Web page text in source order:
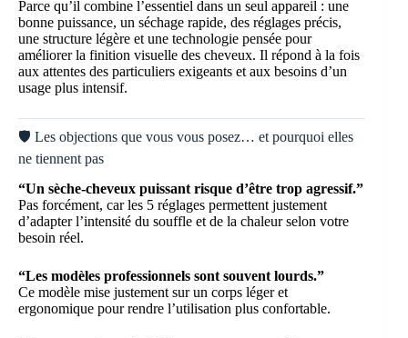
Parce qu’il combine l’essentiel dans un seul appareil : une
bonne puissance, un séchage rapide, des réglages précis,
une structure légère et une technologie pensée pour
améliorer la finition visuelle des cheveux. Il répond à la fois
aux attentes des particuliers exigeants et aux besoins d’un
usage plus intensif.
🛡️ Les objections que vous vous posez… et pourquoi elles
ne tiennent pas
“Un sèche-cheveux puissant risque d’être trop agressif.”
Pas forcément, car les 5 réglages permettent justement
d’adapter l’intensité du souffle et de la chaleur selon votre
besoin réel.
“Les modèles professionnels sont souvent lourds.”
Ce modèle mise justement sur un corps léger et
ergonomique pour rendre l’utilisation plus confortable.